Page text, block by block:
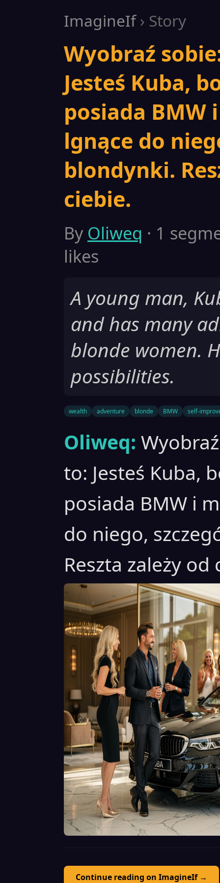
ImagineIf› Story
Wyobraź
Jesteś Kuba,
posiada BMW
lgnące do
blondynki.
ciebie.
By Oliweq · 1
likes
A young man,
and has many
blonde women.
possibilities.
wealth adventure blonde BMW self-
Oliweq:
to: Jesteś Kuba,
posiada BMW i
do niego,
Reszta zależy od
Continue reading on ImagineIf →